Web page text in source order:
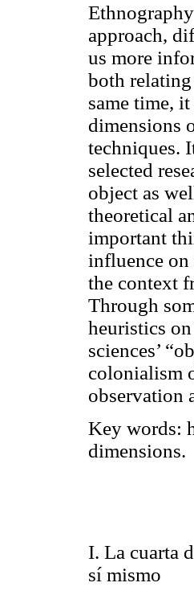
approach,
us more
both relating
same time,
dimensions
techniques.
selected
object as
theoretical
important
influence on
the context
Through
heuristics
sciences’
colonialism
observation
Key words:
dimensions.
I. La cuarta
sí mismo